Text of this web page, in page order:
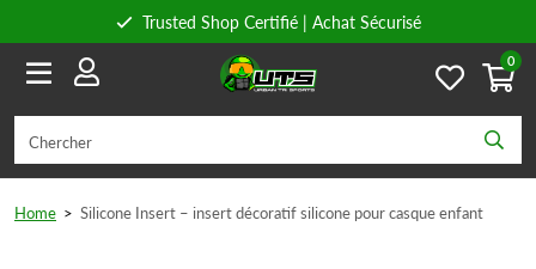
Trusted Shop Certifié | Achat Sécurisé
Conseils personnels
0
Home > Silicone Insert – insert décoratif silicone pour casque enfant